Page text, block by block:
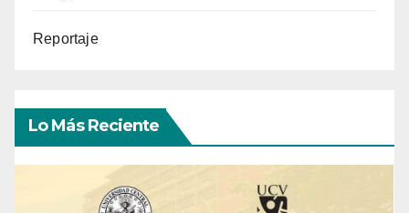
Reportaje
Lo Más Reciente